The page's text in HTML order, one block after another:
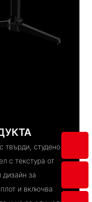
твърди, студено
с текстура от
дизайн за
и включва